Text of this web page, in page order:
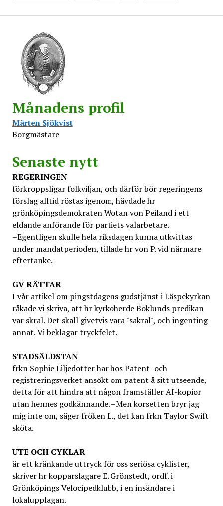
Månadens profil
Mårten Sjökvist
Borgmästare
Senaste nytt
REGERINGEN
förkroppsligar folkviljan, och därför bör regeringens
förslag alltid röstas igenom, hävdade hr
grönköpingsdemokraten Wotan von Peiland i ett
eldande anförande för partiets valarbetare.
–Egentligen skulle hela riksdagen kunna utkvittas
under mandatperioden, tillade hr von P. vid närmare
eftertanke.
GVRÄTTAR
I vår artikel om pingstdagens gudstjänst i Läspekyrkan
råkade vi skriva, att hr kyrkoherde Boklunds predikan
var skral. Det skall givetvis vara "sakral", och ingenting
annat. Vi beklagar tryckfelet.
STADSÄLDSTAN
frkn Sophie Liljedotter har hos Patent- och
registreringsverket ansökt om patent å sitt utseende,
detta för att hindra att någon framställer AI-kopior
utan hennes godkännande. –Men korsetten bryr jag
mig inte om, säger fröken L., det kan frkn Taylor Swift
sköta.
UTE OCH CYKLAR
är ett kränkande uttryck för oss seriösa cyklister,
skriver hr kopparslagare E. Grönstedt, ordf. i
Grönköpings Velocipedklubb, i en insändare i
lokalupplagan.